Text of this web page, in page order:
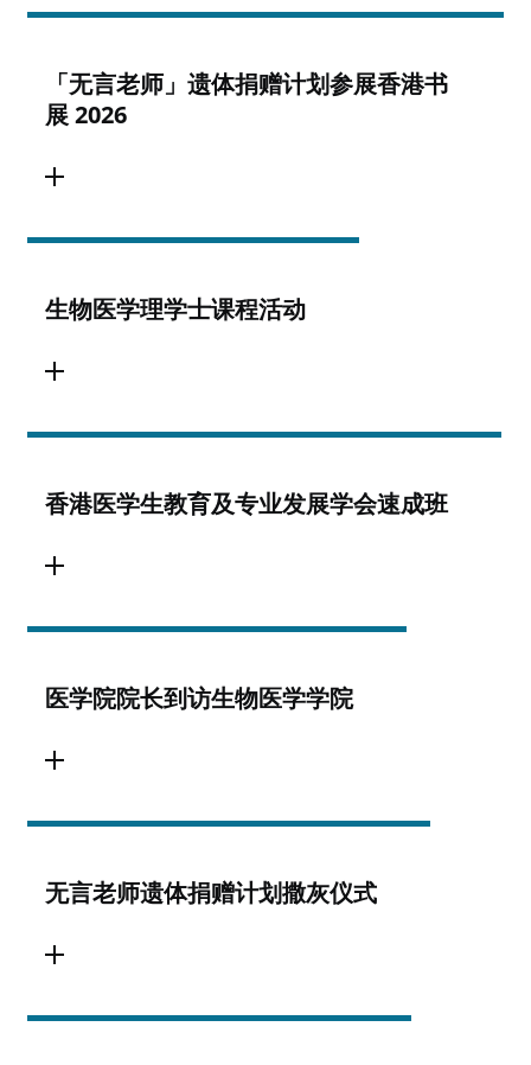
「无言老师」遗体捐赠计划参展香港书
展 2026
生物医学理学士课程活动
香港医学生教育及专业发展学会速成班
医学院院长到访生物医学学院
无言老师遗体捐赠计划撒灰仪式